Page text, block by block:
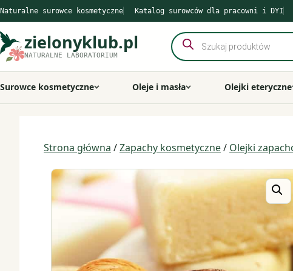
Przejdź
do
treści
Naturalne surowce kosmetyczne Katalog surowców dla pracowni i DYI
zielonyklub.pl
NATURALNE LABORATORIUM
Wyszukiwarka
produktów
Surowce kosmetyczne Oleje i masła Olejki eteryczne
Strona główna /Zapachy kosmetyczne/ Olejki